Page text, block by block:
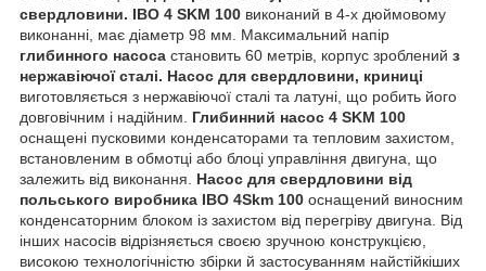
свердловини. IBO 4 SKM 100 виконаний в 4-х дюймовому
виконанні, має діаметр 98 мм. Максимальний напір
глибинного насоса становить 60 метрів, корпус зроблений з
нержавіючої сталі. Насос для свердловини, криниці
виготовляється з нержавіючої сталі та латуні, що робить його
довговічним і надійним. Глибинний насос 4 SKM 100
оснащені пусковими конденсаторами та тепловим захистом,
встановленим в обмотці або блоці управління двигуна, що
залежить від виконання. Насос для свердловини від
польського виробника IBO 4Skm 100 оснащений виносним
конденсаторним блоком із захистом від перегріву двигуна. Від
інших насосів відрізняється своєю зручною конструкцією,
високою технологічністю збірки й застосуванням найстійкіших